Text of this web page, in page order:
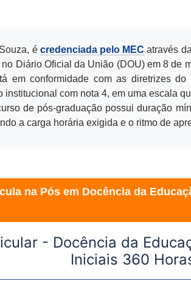
é credenciada pelo MEC através
Diário Oficial da União (DOU) em 8 de
em conformidade com as diretrizes
institucional com nota 4, em uma escala
de pós-graduação possui duração
a carga horária exigida e o ritmo de
na Pós em Docência da
- Docência da
Iniciais 360